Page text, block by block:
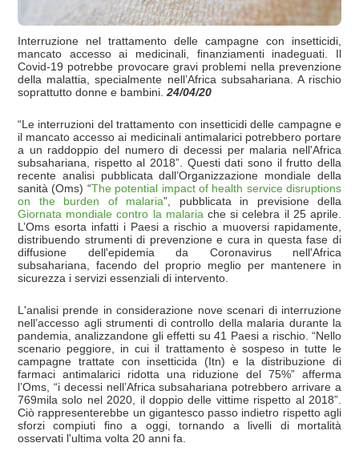
Interruzione nel trattamento delle campagne con insetticidi,
mancato accesso ai medicinali, finanziamenti inadeguati. Il
Covid-19 potrebbe provocare gravi problemi nella prevenzione
della malattia, specialmente nell’Africa subsahariana. A rischio
soprattutto donne e bambini.24/04/20
“Le interruzioni del trattamento con insetticidi delle campagne e
il mancato accesso ai medicinali antimalarici potrebbero portare
a un raddoppio del numero di decessi per malaria nell'Africa
subsahariana, rispetto al 2018”. Questi dati sono il frutto della
recente analisi pubblicata dall’Organizzazione mondiale della
sanità (Oms) “The potential impact of health service disruptions
on the burden of malaria”, pubblicata in previsione della
Giornata mondiale contro la malariache si celebra il 25 aprile.
L’Oms esorta infatti i Paesi a rischio a muoversi rapidamente,
distribuendo strumenti di prevenzione e cura in questa fase di
diffusione dell'epidemia da Coronavirus nell'Africa
subsahariana, facendo del proprio meglio per mantenere in
sicurezza i servizi essenziali di intervento.
L'analisi prende in considerazione nove scenari di interruzione
nell’accesso agli strumenti di controllo della malaria durante la
pandemia, analizzandone gli effetti su 41 Paesi a rischio. “Nello
scenario peggiore, in cui il trattamento è sospeso in tutte le
campagne trattate con insetticida (Itn) e la distribuzione di
farmaci antimalarici ridotta una riduzione del 75%” afferma
l’Oms, “i decessi nell’Africa subsahariana potrebbero arrivare a
769mila solo nel 2020, il doppio delle vittime rispetto al 2018”.
Ciò rappresenterebbe un gigantesco passo indietro rispetto agli
sforzi compiuti fino a oggi, tornando a livelli di mortalità
osservati l'ultima volta 20 anni fa.